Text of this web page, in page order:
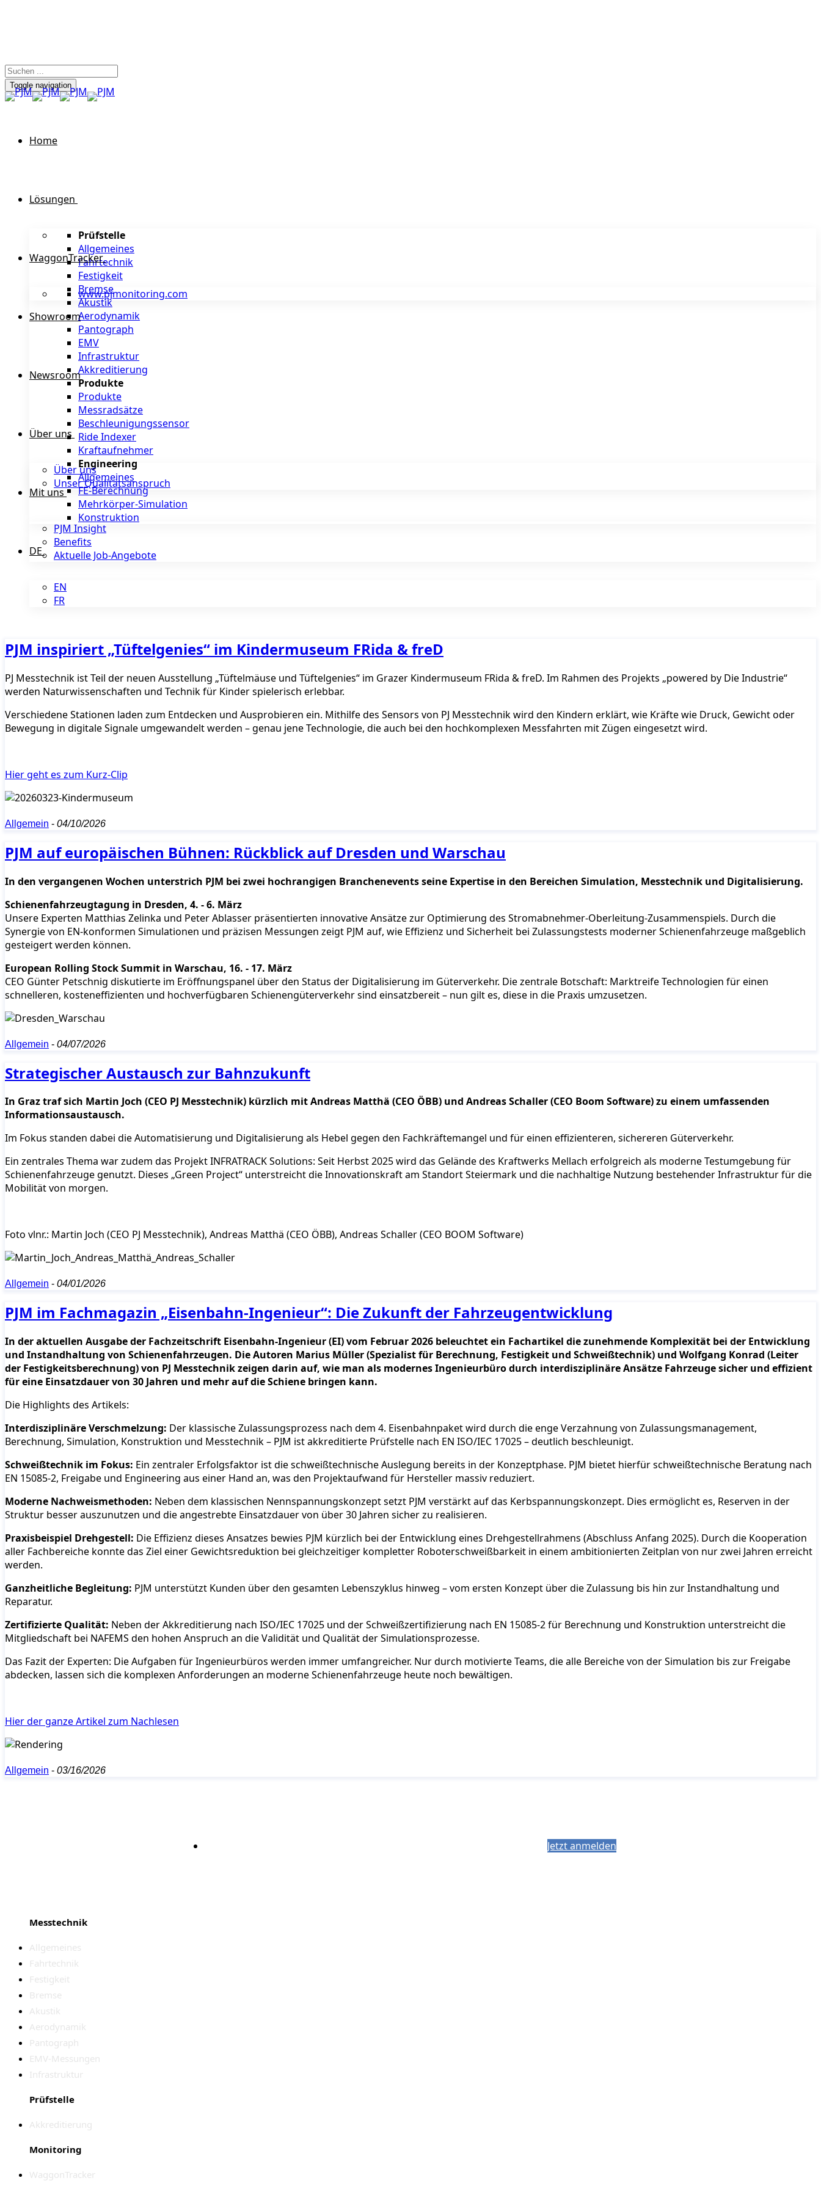
Toggle navigation
Home
Lösungen
Prüfstelle
Allgemeines
Fahrtechnik
Festigkeit
Bremse
Akustik
Aerodynamik
Pantograph
EMV
Infrastruktur
Akkreditierung
Produkte
Produkte
Messradsätze
Beschleunigungssensor
Ride Indexer
Kraftaufnehmer
Engineering
Allgemeines
FE-Berechnung
Mehrkörper-Simulation
Konstruktion
WaggonTracker
www.pjmonitoring.com
Showroom
Newsroom
Über uns
Über uns
Unser Qualitätsanspruch
Mit uns
PJM Insight
Benefits
Aktuelle Job-Angebote
DE
EN
FR
PJM inspiriert „Tüftelgenies“ im Kindermuseum FRida & freD
PJ Messtechnik ist Teil der neuen Ausstellung „Tüftelmäuse und Tüftelgenies“ im Grazer Kindermuseum FRida & freD. Im Rahmen des Projekts „powered by Die Industrie“
werden Naturwissenschaften und Technik für Kinder spielerisch erlebbar.
Verschiedene Stationen laden zum Entdecken und Ausprobieren ein. Mithilfe des Sensors von PJ Messtechnik wird den Kindern erklärt, wie Kräfte wie Druck, Gewicht oder
Bewegung in digitale Signale umgewandelt werden – genau jene Technologie, die auch bei den hochkomplexen Messfahrten mit Zügen eingesetzt wird.
Hier geht es zum Kurz-Clip
Allgemein - 04/10/2026
PJM auf europäischen Bühnen: Rückblick auf Dresden und Warschau
In den vergangenen Wochen unterstrich PJM bei zwei hochrangigen Branchenevents seine Expertise in den Bereichen Simulation, Messtechnik und Digitalisierung.
Schienenfahrzeugtagung in Dresden, 4. - 6. März
Unsere Experten Matthias Zelinka und Peter Ablasser präsentierten innovative Ansätze zur Optimierung des Stromabnehmer-Oberleitung-Zusammenspiels. Durch die
Synergie von EN-konformen Simulationen und präzisen Messungen zeigt PJM auf, wie Effizienz und Sicherheit bei Zulassungstests moderner Schienenfahrzeuge maßgeblich
gesteigert werden können.
European Rolling Stock Summit in Warschau, 16. - 17. März
CEO Günter Petschnig diskutierte im Eröffnungspanel über den Status der Digitalisierung im Güterverkehr. Die zentrale Botschaft: Marktreife Technologien für einen
schnelleren, kosteneffizienten und hochverfügbaren Schienengüterverkehr sind einsatzbereit – nun gilt es, diese in die Praxis umzusetzen.
Allgemein - 04/07/2026
Strategischer Austausch zur Bahnzukunft
In Graz traf sich Martin Joch (CEO PJ Messtechnik) kürzlich mit Andreas Matthä (CEO ÖBB) und Andreas Schaller (CEO Boom Software) zu einem umfassenden
Informationsaustausch.
Im Fokus standen dabei die Automatisierung und Digitalisierung als Hebel gegen den Fachkräftemangel und für einen effizienteren, sichereren Güterverkehr.
Ein zentrales Thema war zudem das Projekt INFRATRACK Solutions: Seit Herbst 2025 wird das Gelände des Kraftwerks Mellach erfolgreich als moderne Testumgebung für
Schienenfahrzeuge genutzt. Dieses „Green Project“ unterstreicht die Innovationskraft am Standort Steiermark und die nachhaltige Nutzung bestehender Infrastruktur für die
Mobilität von morgen.
Foto vlnr.: Martin Joch (CEO PJ Messtechnik), Andreas Matthä (CEO ÖBB), Andreas Schaller (CEO BOOM Software)
Allgemein - 04/01/2026
PJM im Fachmagazin „Eisenbahn-Ingenieur“: Die Zukunft der Fahrzeugentwicklung
In der aktuellen Ausgabe der Fachzeitschrift Eisenbahn-Ingenieur (EI) vom Februar 2026 beleuchtet ein Fachartikel die zunehmende Komplexität bei der Entwicklung
und Instandhaltung von Schienenfahrzeugen. Die Autoren Marius Müller (Spezialist für Berechnung, Festigkeit und Schweißtechnik) und Wolfgang Konrad (Leiter
der Festigkeitsberechnung) von PJ Messtechnik zeigen darin auf, wie man als modernes Ingenieurbüro durch interdisziplinäre Ansätze Fahrzeuge sicher und effizient
für eine Einsatzdauer von 30 Jahren und mehr auf die Schiene bringen kann.
Die Highlights des Artikels:
Interdisziplinäre Verschmelzung: Der klassische Zulassungsprozess nach dem 4. Eisenbahnpaket wird durch die enge Verzahnung von Zulassungsmanagement,
Berechnung, Simulation, Konstruktion und Messtechnik – PJM ist akkreditierte Prüfstelle nach EN ISO/IEC 17025 – deutlich beschleunigt.
Schweißtechnik im Fokus: Ein zentraler Erfolgsfaktor ist die schweißtechnische Auslegung bereits in der Konzeptphase. PJM bietet hierfür schweißtechnische Beratung nach
EN 15085-2, Freigabe und Engineering aus einer Hand an, was den Projektaufwand für Hersteller massiv reduziert.
Moderne Nachweismethoden: Neben dem klassischen Nennspannungskonzept setzt PJM verstärkt auf das Kerbspannungskonzept. Dies ermöglicht es, Reserven in der
Struktur besser auszunutzen und die angestrebte Einsatzdauer von über 30 Jahren sicher zu realisieren.
Praxisbeispiel Drehgestell: Die Effizienz dieses Ansatzes bewies PJM kürzlich bei der Entwicklung eines Drehgestellrahmens (Abschluss Anfang 2025). Durch die Kooperation
aller Fachbereiche konnte das Ziel einer Gewichtsreduktion bei gleichzeitiger kompletter Roboterschweißbarkeit in einem ambitionierten Zeitplan von nur zwei Jahren erreicht
werden.
Ganzheitliche Begleitung: PJM unterstützt Kunden über den gesamten Lebenszyklus hinweg – vom ersten Konzept über die Zulassung bis hin zur Instandhaltung und
Reparatur.
Zertifizierte Qualität: Neben der Akkreditierung nach ISO/IEC 17025 und der Schweißzertifizierung nach EN 15085-2 für Berechnung und Konstruktion unterstreicht die
Mitgliedschaft bei NAFEMS den hohen Anspruch an die Validität und Qualität der Simulationsprozesse.
Das Fazit der Experten: Die Aufgaben für Ingenieurbüros werden immer umfangreicher. Nur durch motivierte Teams, die alle Bereiche von der Simulation bis zur Freigabe
abdecken, lassen sich die komplexen Anforderungen an moderne Schienenfahrzeuge heute noch bewältigen.
Hier der ganze Artikel zum Nachlesen
Allgemein - 03/16/2026
Jetzt anmelden
Messtechnik
Allgemeines
Fahrtechnik
Festigkeit
Bremse
Akustik
Aerodynamik
Pantograph
EMV-Messungen
Infrastruktur
Prüfstelle
Akkreditierung
Monitoring
WaggonTracker